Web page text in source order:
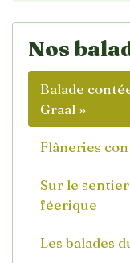
Nos
Balade
Graal »
Flâneries
Sur le
féerique
Les balades